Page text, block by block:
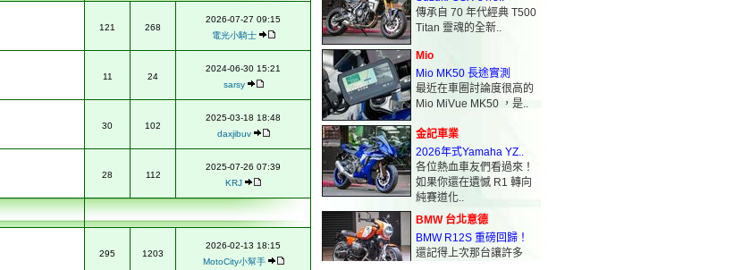
121 268
2026-07-27 09:15
電光小騎士
11 24
2024-06-30 15:21
sarsy
30 102
2025-03-18 18:48
daxjibuv
28 112
2025-07-26 07:39
KRJ
295 1203
2026-02-13 18:15
MotoCity小幫手